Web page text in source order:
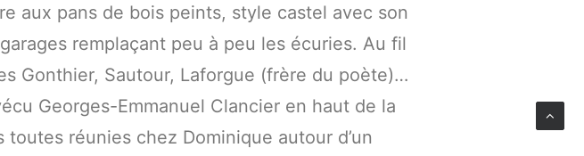
aux pans de bois peints, style castel avec son
remplaçant peu à peu les écuries. Au fil
Gonthier, Sautour, Laforgue (frère du poète)…
Georges-Emmanuel Clancier en haut de la
réunies chez Dominique autour d’un